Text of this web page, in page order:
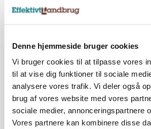
Denne hjemmeside bruger cookies
Vi bruger cookies til at tilpasse vores
til at vise dig funktioner til sociale
analysere vores trafik. Vi deler også
brug af vores website med vores
sociale medier, annonceringspartnere
Vores partnere kan kombinere disse